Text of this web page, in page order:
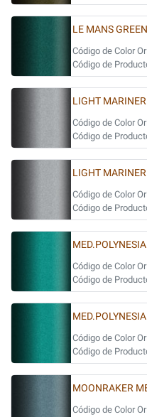
LE MANS
Código de Color
Código de
LIGHT
Código de Color
Código de
LIGHT
Código de Color
Código de
Código de Color
Código de
Código de Color
Código de
MOONRAKER
Código de Color